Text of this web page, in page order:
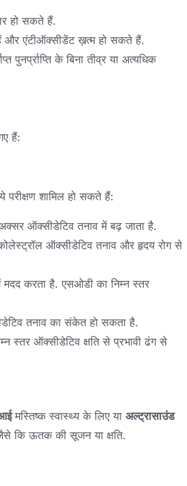
हो सकते हैं.
और एंटीऑक्सीडेंट ख़त्म हो सकते हैं.
पुनर्प्राप्ति के बिना तीव्र या अत्यधिक
हैं:
शामिल हो सकते हैं:
ऑक्सीडेटिव तनाव में बढ़ जाता है.
ऑक्सीडेटिव तनाव और हृदय रोग से
करता है. एसओडी का निम्न स्तर
तनाव का संकेत हो सकता है.
स्तर ऑक्सीडेटिव क्षति से प्रभावी ढंग से
मस्तिष्क स्वास्थ्य के लिए या अल्ट्रासाउंड
जैसे कि ऊतक की सूजन या क्षति.